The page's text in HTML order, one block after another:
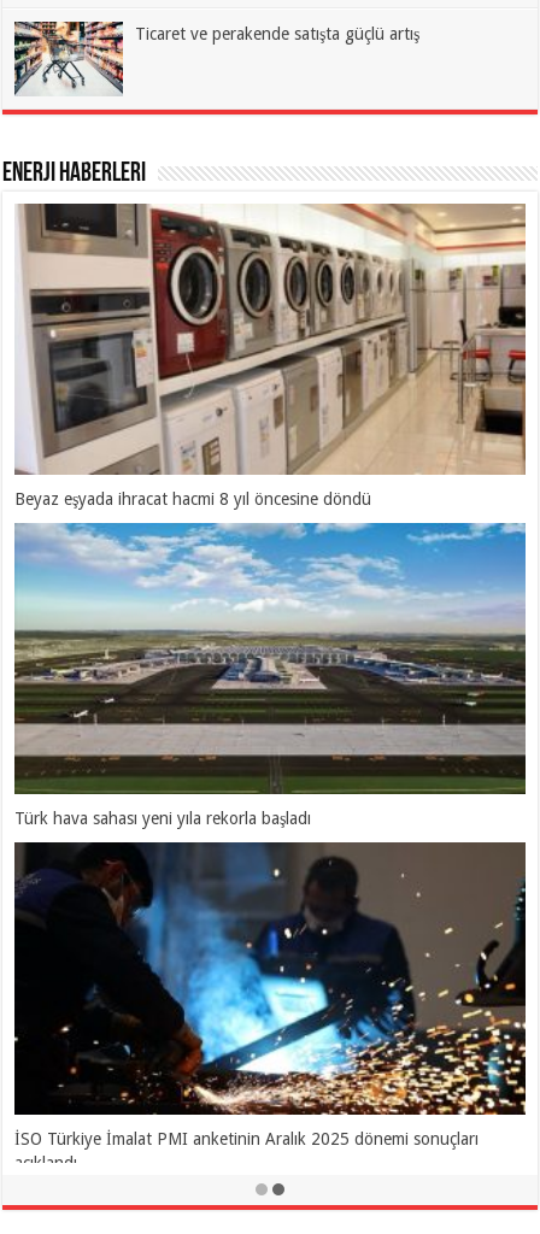
Ticaret ve perakende satışta güçlü artış
Enerji Haberleri
İlk Tren Fabrikasi İçin Geri Sayım Başladı
4 Körfez ülkesi petrol üretimini 6,7 milyon varil azalttı
Brent petrolde 8 ayın zirvesi